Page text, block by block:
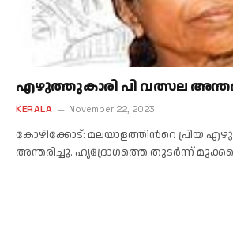
എഴുത്തുകാരി പി വത്സല
KERALA November 22, 2023
കോഴിക്കോട്: മലയാളത്തിന്‍റെ പ്രിയ
അന്തരിച്ചു. ഹൃദ്രോഗത്തെ തുടർന്ന്